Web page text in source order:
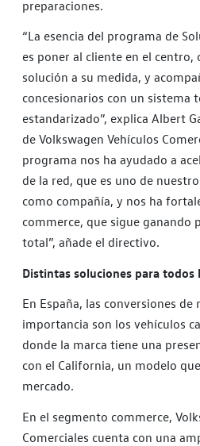
preparaciones.
“La esencia del programa de
es poner al cliente en el centro,
solución a su medida, y
concesionarios con un sistema
estandarizado”, explica Albert
de Volkswagen Vehículos
programa nos ha ayudado a
de la red, que es uno de
como compañía, y nos ha
commerce, que sigue ganando
total”, añade el directivo.
Distintas soluciones para todos
En España, las conversiones
importancia son los vehículos
donde la marca tiene una
con el California, un modelo
mercado.
En el segmento commerce,
Comerciales cuenta con una